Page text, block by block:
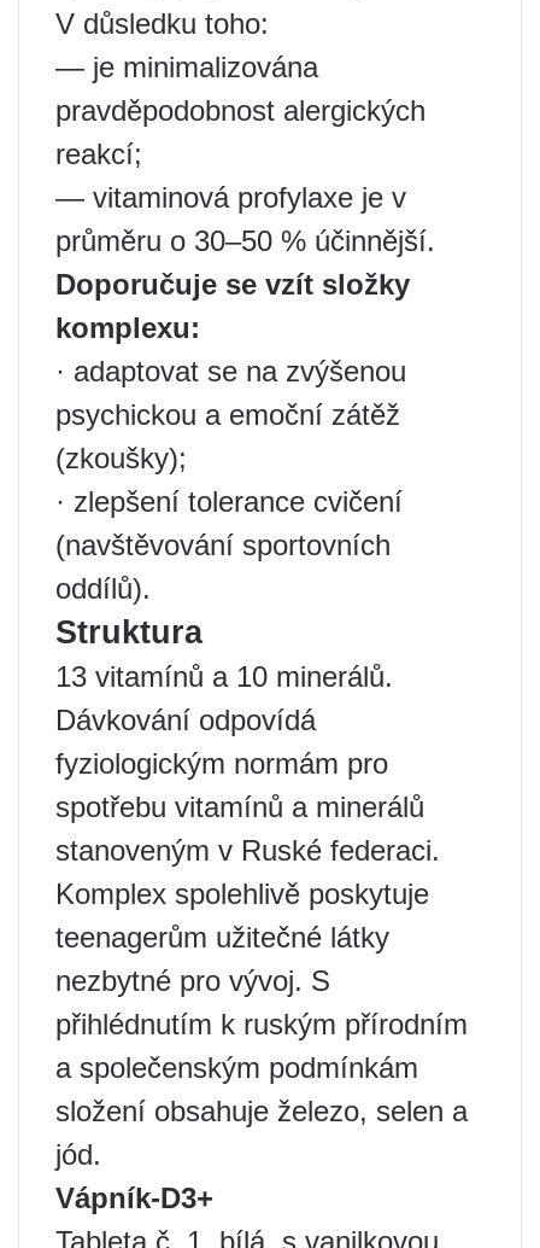
V důsledku toho:
— je minimalizována
pravděpodobnost alergických
reakcí;
— vitaminová profylaxe je v
průměru o 30–50 % účinnější.
Doporučuje se vzít složky
komplexu:
· adaptovat se na zvýšenou
psychickou a emoční zátěž
(zkoušky);
· zlepšení tolerance cvičení
(navštěvování sportovních
oddílů).
Struktura
13 vitamínů a 10 minerálů.
Dávkování odpovídá
fyziologickým normám pro
spotřebu vitamínů a minerálů
stanoveným v Ruské federaci.
Komplex spolehlivě poskytuje
teenagerům užitečné látky
nezbytné pro vývoj. S
přihlédnutím k ruským přírodním
a společenským podmínkám
složení obsahuje železo, selen a
jód.
Vápník-D3+
Tableta č. 1, bílá, s vanilkovou